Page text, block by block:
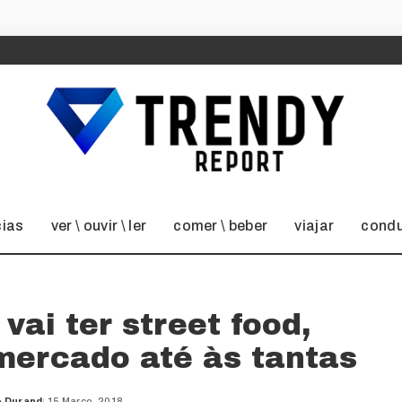
ver \ ouvir \ ler comer \ beber viajar
vai ter street food,
até às tantas